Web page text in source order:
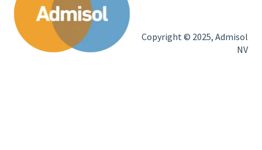
Copyright © 2025, Admisol
NV